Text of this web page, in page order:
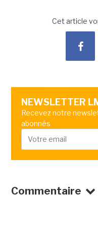
Cet article
NEWSLETTER
Recevez notre
abonnés
Commentaire